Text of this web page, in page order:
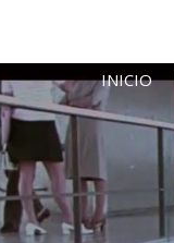
INICIO